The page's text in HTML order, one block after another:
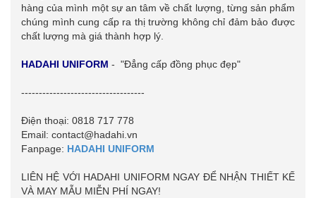
hàng của mình một sự an tâm về chất lượng, từng sản phẩm
chúng mình cung cấp ra thị trường không chỉ đảm bảo được
chất lượng mà giá thành hợp lý.
HADAHI UNIFORM - "Đẳng cấp đồng phục đẹp"
-----------------------------------
Điện thoại: 0818 717 778
Email: contact@hadahi.vn
Fanpage: HADAHI UNIFORM
LIÊN HỆ VỚI HADAHI UNIFORM NGAY ĐỂ NHẬN THIẾT KẾ
VÀ MAY MẪU MIỄN PHÍ NGAY!